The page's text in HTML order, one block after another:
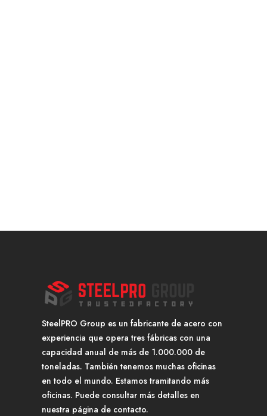
SteelPRO Group es un fabricante de acero con
experiencia que opera tres fábricas con una
capacidad anual de más de 1.000.000 de
toneladas. También tenemos muchas oficinas
en todo el mundo. Estamos tramitando más
oficinas. Puede consultar más detalles en
nuestra página de contacto.